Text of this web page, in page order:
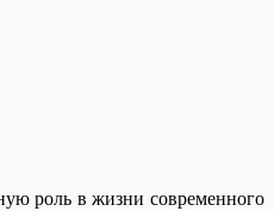
роль в жизни современного